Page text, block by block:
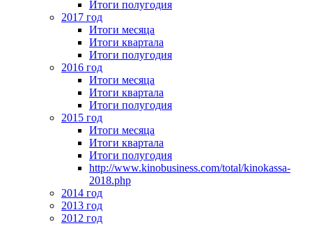
Итоги полугодия
2017 год
Итоги месяца
Итоги квартала
Итоги полугодия
2016 год
Итоги месяца
Итоги квартала
Итоги полугодия
2015 год
Итоги месяца
Итоги квартала
Итоги полугодия
http://www.kinobusiness.com/total/kinokassa-
2018.php
2014 год
2013 год
2012 год